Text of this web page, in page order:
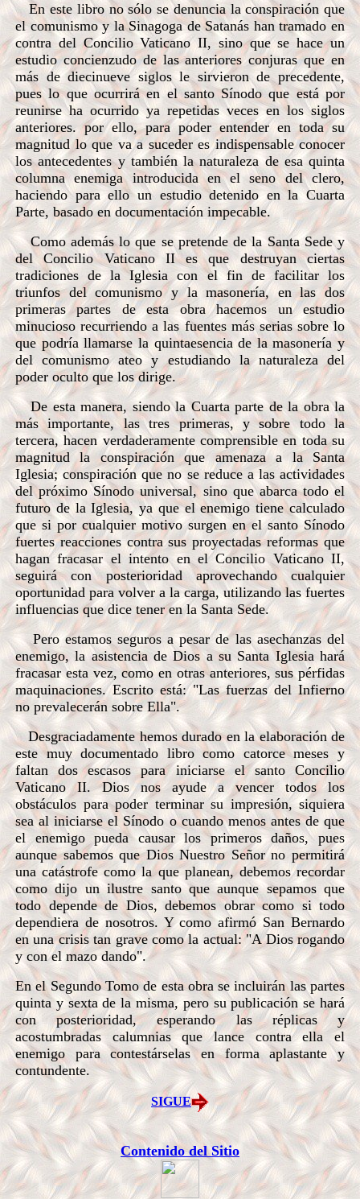
En este libro no sólo se denuncia la conspiración que
el comunismo y la Sinagoga de Satanás han tramado en
contra del Concilio Vaticano II, sino que se hace un
estudio concienzudo de las anteriores conjuras que en
más de diecinueve siglos le sirvieron de precedente,
pues lo que ocurrirá en el santo Sínodo que está por
reunirse ha ocurrido ya repetidas veces en los siglos
anteriores. por ello, para poder entender en toda su
magnitud lo que va a suceder es indispensable conocer
los antecedentes y también la naturaleza de esa quinta
columna enemiga introducida en el seno del clero,
haciendo para ello un estudio detenido en la Cuarta
Parte, basado en documentación impecable.
Como además lo que se pretende de la Santa Sede y
del Concilio Vaticano II es que destruyan ciertas
tradiciones de la Iglesia con el fin de facilitar los
triunfos del comunismo y la masonería, en las dos
primeras partes de esta obra hacemos un estudio
minucioso recurriendo a las fuentes más serias sobre lo
que podría llamarse la quintaesencia de la masonería y
del comunismo ateo y estudiando la naturaleza del
poder oculto que los dirige.
De esta manera, siendo la Cuarta parte de la obra la
más importante, las tres primeras, y sobre todo la
tercera, hacen verdaderamente comprensible en toda su
magnitud la conspiración que amenaza a la Santa
Iglesia; conspiración que no se reduce a las actividades
del próximo Sínodo universal, sino que abarca todo el
futuro de la Iglesia, ya que el enemigo tiene calculado
que si por cualquier motivo surgen en el santo Sínodo
fuertes reacciones contra sus proyectadas reformas que
hagan fracasar el intento en el Concilio Vaticano II,
seguirá con posterioridad aprovechando cualquier
oportunidad para volver a la carga, utilizando las fuertes
influencias que dice tener en la Santa Sede.
Pero estamos seguros a pesar de las asechanzas del
enemigo, la asistencia de Dios a su Santa Iglesia hará
fracasar esta vez, como en otras anteriores, sus pérfidas
maquinaciones. Escrito está: "Las fuerzas del Infierno
no prevalecerán sobre Ella".
Desgraciadamente hemos durado en la elaboración de
este muy documentado libro como catorce meses y
faltan dos escasos para iniciarse elsanto Concilio
Vaticano II. Dios nos ayude a vencer todos los
obstáculos para poder terminar su impresión, siquiera
sea al iniciarse el Sínodo o cuando menos antes de que
el enemigo pueda causar los primeros daños, pues
aunque sabemos que Dios Nuestro Señor no permitirá
una catástrofe como la que planean, debemos recordar
como dijo un ilustre santo que aunque sepamos que
todo depende de Dios, debemos obrar como si todo
dependiera de nosotros. Y como afirmó San Bernardo
en una crisis tan grave como la actual: "A Dios rogando
y con el mazo dando".
En el Segundo Tomo de esta obra se incluirán las partes
quinta y sexta de la misma, pero su publicación se hará
con posterioridad, esperando las réplicas y
acostumbradas calumnias que lance contra ella el
enemigo para contestárselas en forma aplastante y
contundente.
SIGUE
Contenido del Sitio